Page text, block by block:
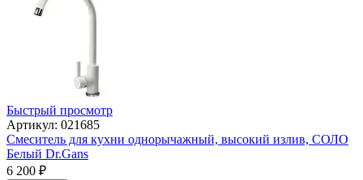
Быстрый просмотр
Артикул: 021685
Смеситель для кухни однорычажный, высокий излив, СОЛО
Белый Dr.Gans
6 200 ₽